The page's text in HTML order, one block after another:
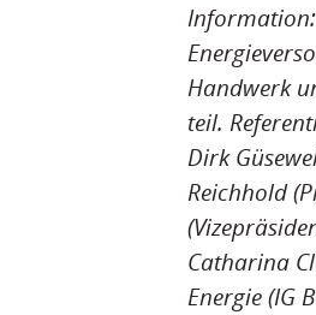
Handwerk
teil.
Dirk
Reichhold
Catharina
Energie (IG